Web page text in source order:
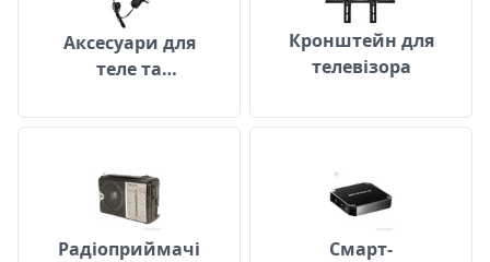
Аксесуари для
теле та
Кронштейн для
телевізора
Радіоприймачі
Смарт-